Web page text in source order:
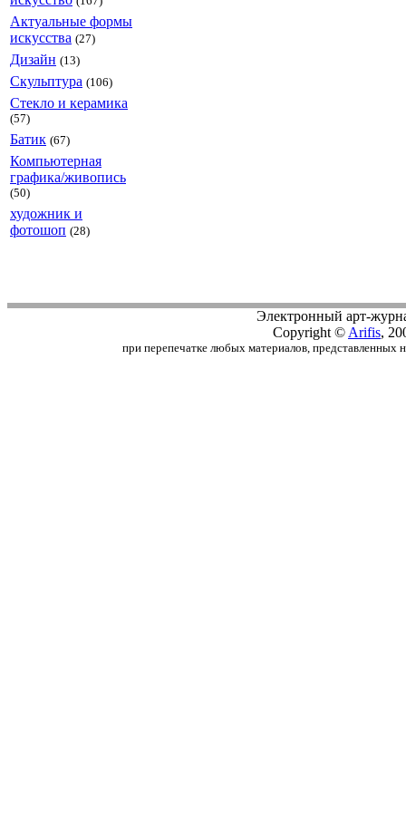
Актуальные формы
искусства (27)
Дизайн (13)
Скульптура (106)
Стекло и керамика
(57)
Батик (67)
Компьютерная
графика/живопись
(50)
художник и
фотошоп (28)
Электронный арт-
Copyright © Arifis,
при перепечатке любых материалов, представленных